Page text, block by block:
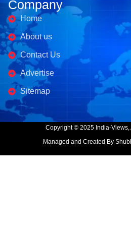
Company
Home
About us
Contact Us
Advertise
Sitemap
Copyright © 2025 India-Views,
Managed and Created By